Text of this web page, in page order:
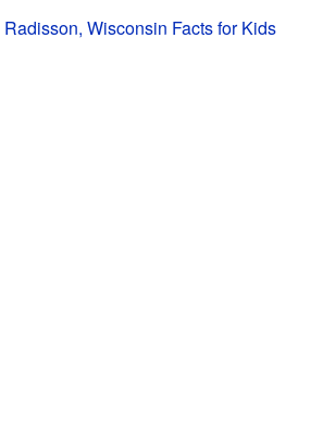
Radisson, Wisconsin Facts for Kids